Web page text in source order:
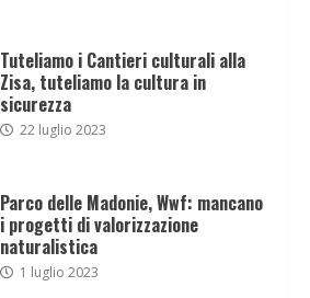
Tuteliamo i Cantieri culturali alla
Zisa, tuteliamo la cultura in
sicurezza
22 luglio 2023
Parco delle Madonie, Wwf: mancano
i progetti di valorizzazione
naturalistica
1 luglio 2023